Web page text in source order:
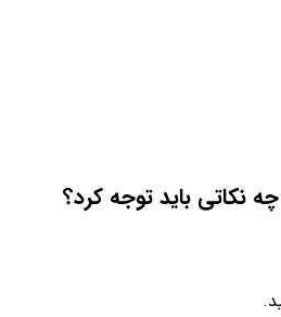
نکاتی باید توجه کرد؟